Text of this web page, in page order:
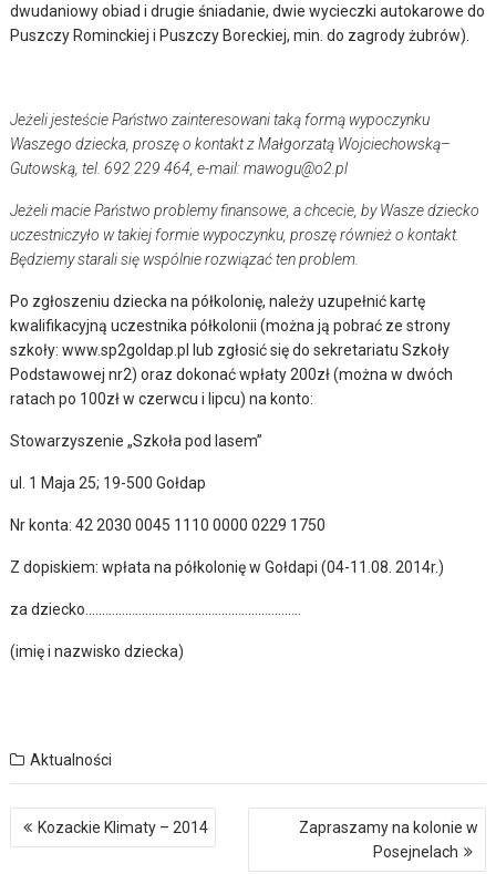
dwudaniowy obiad i drugie śniadanie, dwie wycieczki autokarowe do
Puszczy Rominckiej i Puszczy Boreckiej, min. do zagrody żubrów).
Jeżeli jesteście Państwo zainteresowani taką formą wypoczynku
Waszego dziecka, proszę o kontakt z Małgorzatą Wojciechowską–
Gutowską, tel. 692 229 464, e-mail: mawogu@o2.pl
Jeżeli macie Państwo problemy finansowe, a chcecie, by Wasze dziecko
uczestniczyło w takiej formie wypoczynku, proszę również o kontakt.
Będziemy starali się wspólnie rozwiązać ten problem.
Po zgłoszeniu dziecka na półkolonię, należy uzupełnić kartę
kwalifikacyjną uczestnika półkolonii (można ją pobrać ze strony
szkoły: www.sp2goldap.pl lub zgłosić się do sekretariatu Szkoły
Podstawowej nr2) oraz dokonać wpłaty 200zł (można w dwóch
ratach po 100zł w czerwcu i lipcu) na konto:
Stowarzyszenie „Szkoła pod lasem”
ul. 1 Maja 25; 19-500 Gołdap
Nr konta: 42 2030 0045 1110 0000 0229 1750
Z dopiskiem: wpłata na półkolonię w Gołdapi (04-11.08. 2014r.)
za dziecko………………………………………………………..
(imię i nazwisko dziecka)
Aktualności
Nawigacja
wpisu
Kozackie Klimaty – 2014
Zapraszamy na kolonie w
Posejnelach